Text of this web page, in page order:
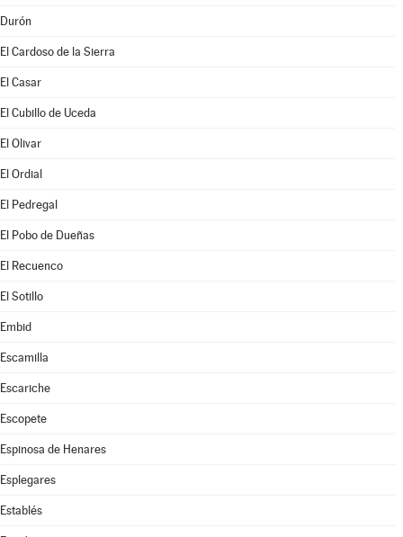
Durón
El Cardoso de la Sierra
El Casar
El Cubillo de Uceda
El Olivar
El Ordial
El Pedregal
El Pobo de Dueñas
El Recuenco
El Sotillo
Embid
Escamilla
Escariche
Escopete
Espinosa de Henares
Esplegares
Establés